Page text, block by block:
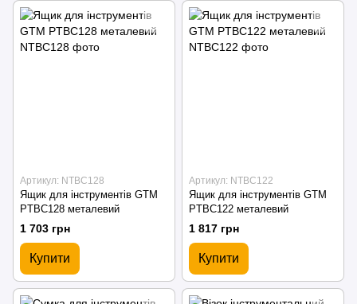
Артикул: NTBC128
Ящик для інструментів GTM
PTBC128 металевий
1 703 грн
Купити
Артикул: NTBC122
Ящик для інструментів GTM
PTBC122 металевий
1 817 грн
Купити